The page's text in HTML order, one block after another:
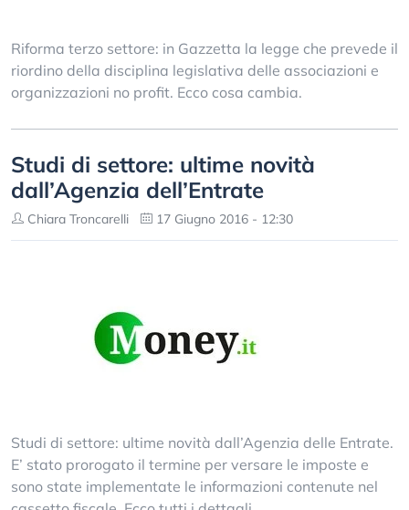
Riforma terzo settore: in Gazzetta la legge che prevede il
riordino della disciplina legislativa delle associazioni e
organizzazioni no profit. Ecco cosa cambia.
Studi di settore: ultime novità
dall’Agenzia dell’Entrate
Chiara Troncarelli 17 Giugno 2016 - 12:30
Studi di settore: ultime novità dall’Agenzia delle Entrate.
E’ stato prorogato il termine per versare le imposte e
sono state implementate le informazioni contenute nel